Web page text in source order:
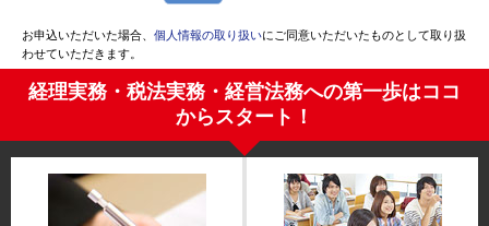
お申込いただいた場合、 個人情報の取り扱いにご同意いただいたものとして取り扱
わせていただきます。
経理実務・税法実務・経営法務への第一歩はココ
からスタート！